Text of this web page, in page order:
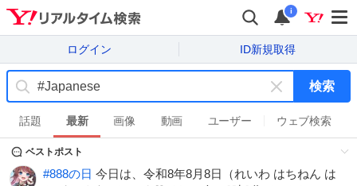
i
ログイン ID新規取得
キ
ー
ワ
ド
検索
話題 最新 画像 動画 ユーザー ウェブ検索
ベストポスト
#888の日 今日は、令和8年8月8日（れいわ はちねん は